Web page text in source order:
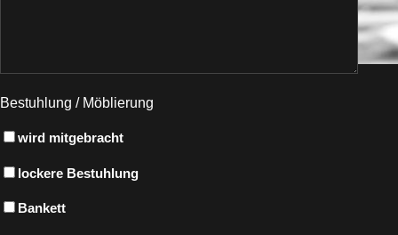
Bestuhlung / Möblierung
wird mitgebracht
lockere Bestuhlung
Bankett